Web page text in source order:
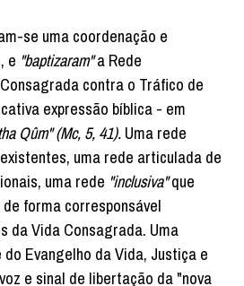
se uma coordenação e
e "baptizaram"a Rede
contra o Tráfico de
expressão bíblica - em
Qûm" (Mc, 5, 41). Uma rede
uma rede articulada de
uma rede "inclusiva"que
forma corresponsável
da Vida Consagrada. Uma
Evangelho da Vida, Justiça e
e sinal de libertação da "nova